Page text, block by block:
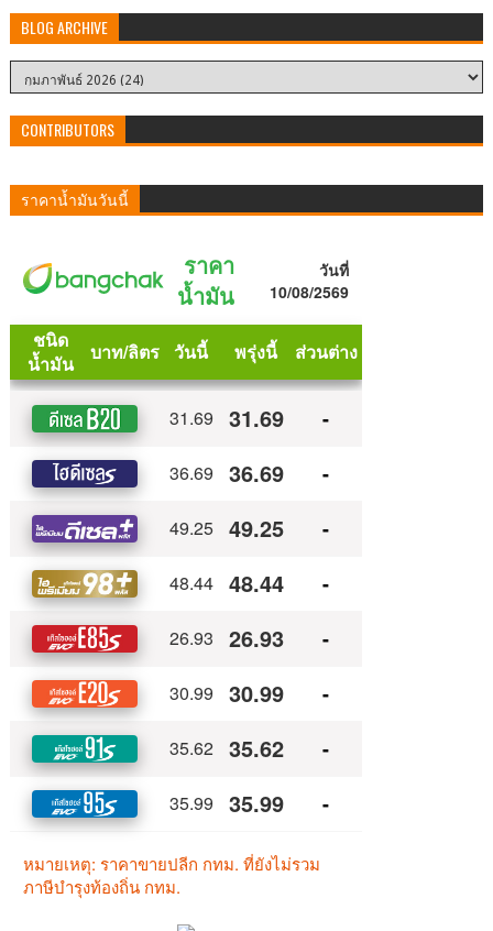
BLOG ARCHIVE
CONTRIBUTORS
ราคาน้ำมันวันนี้